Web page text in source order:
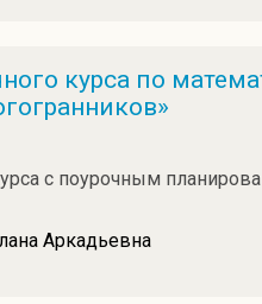
курса по
с поурочным
Аркадьевна